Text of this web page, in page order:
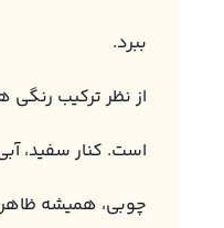
ببرد.
از نظر ترکیب رنگی
است. کنار سفید،
چوبی، همیشه